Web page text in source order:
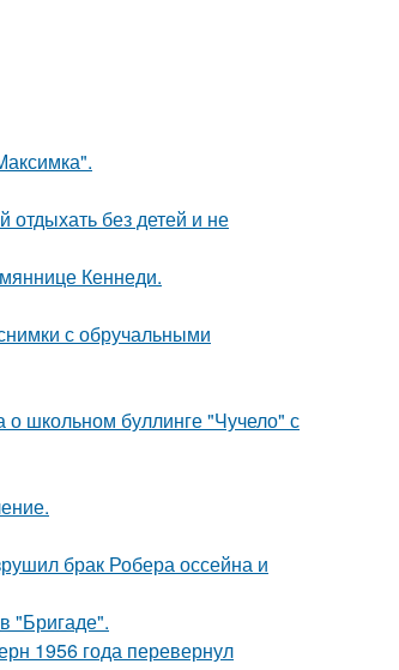
отдыхать без детей и не
Кеннеди.
с обручальными
школьном буллинге "Чучело" с
брак Робера оссейна и
"Бригаде".
1956 года перевернул